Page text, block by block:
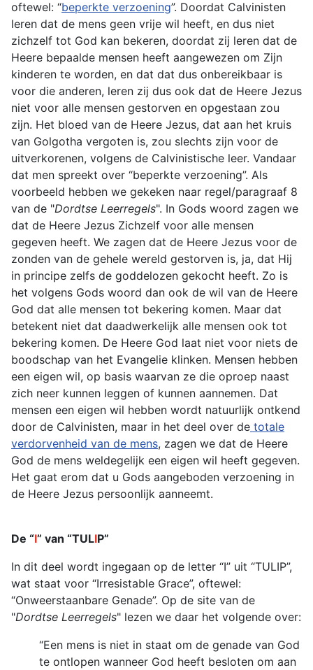
oftewel: “beperkte verzoening”. Doordat Calvinisten
leren dat de mens geen vrije wil heeft, en dus niet
zichzelf tot God kan bekeren, doordat zij leren dat de
Heere bepaalde mensen heeft aangewezen om Zijn
kinderen te worden, en dat dat dus onbereikbaar is
voor die anderen, leren zij dus ook dat de Heere Jezus
niet voor alle mensen gestorven en opgestaan zou
zijn. Het bloed van de Heere Jezus, dat aan het kruis
van Golgotha vergoten is, zou slechts zijn voor de
uitverkorenen, volgens de Calvinistische leer. Vandaar
dat men spreekt over “beperkte verzoening”. Als
voorbeeld hebben we gekeken naar regel/paragraaf 8
van de "Dordtse Leerregels". In Gods woord zagen we
dat de Heere Jezus Zichzelf voor alle mensen
gegeven heeft. We zagen dat de Heere Jezus voor de
zonden van de gehele wereld gestorven is, ja, dat Hij
in principe zelfs de goddelozen gekocht heeft. Zo is
het volgens Gods woord dan ook de wil van de Heere
God dat alle mensen tot bekering komen. Maar dat
betekent niet dat daadwerkelijk alle mensen ook tot
bekering komen. De Heere God laat niet voor niets de
boodschap van het Evangelie klinken. Mensen hebben
een eigen wil, op basis waarvan ze die oproep naast
zich neer kunnen leggen of kunnen aannemen. Dat
mensen een eigen wil hebben wordt natuurlijk ontkend
door de Calvinisten, maar in het deel over de totale
verdorvenheid van de mens, zagen we dat de Heere
God de mens weldegelijk een eigen wil heeft gegeven.
Het gaat erom dat u Gods aangeboden verzoening in
de Heere Jezus persoonlijk aanneemt.
De “I” van “TULIP”
In dit deel wordt ingegaan op de letter “I” uit “TULIP”,
wat staat voor “Irresistable Grace”, oftewel:
“Onweerstaanbare Genade”. Op de site van de
"Dordtse Leerregels" lezen we daar het volgende over:
“Een mens is niet in staat om de genade van God
te ontlopen wanneer God heeft besloten om aan